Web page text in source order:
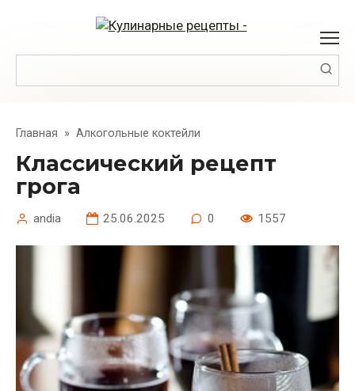
Главная » Алкогольные коктейли
Классический рецепт
грога
andia 25.06.2025 0 1557